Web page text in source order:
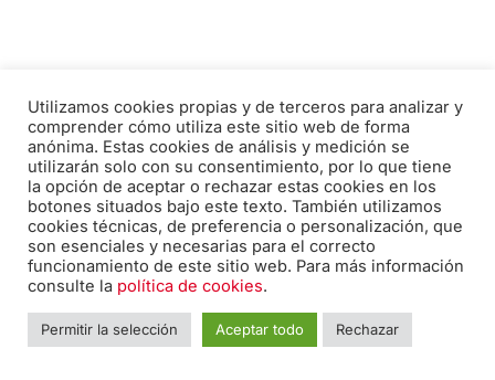
ÁLBUM ILUSTRADO
Utilizamos cookies propias y de terceros para analizar y
comprender cómo utiliza este sitio web de forma
anónima. Estas cookies de análisis y medición se
utilizarán solo con su consentimiento, por lo que tiene
la opción de aceptar o rechazar estas cookies en los
botones situados bajo este texto. También utilizamos
cookies técnicas, de preferencia o personalización, que
son esenciales y necesarias para el correcto
funcionamiento de este sitio web. Para más información
consulte la política de cookies.
Permitir la selección Aceptar todo Rechazar